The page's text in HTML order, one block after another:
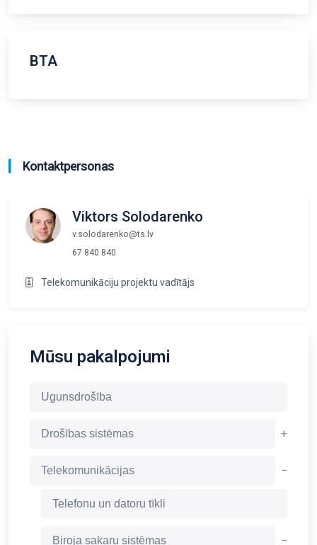
BTA
Kontaktpersonas
Viktors Solodarenko
v.solodarenko@ts.lv
67 840 840
Telekomunikāciju projektu vadītājs
Mūsu pakalpojumi
Ugunsdrošība
Drošības sistēmas +
Telekomunikācijas −
Telefonu un datoru tīkli
Biroja sakaru sistēmas −